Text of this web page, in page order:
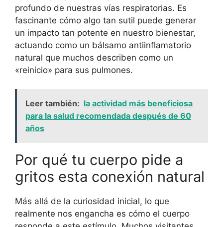
profundo de nuestras vías respiratorias. Es
fascinante cómo algo tan sutil puede generar
un impacto tan potente en nuestro bienestar,
actuando como un bálsamo antiinflamatorio
natural que muchos describen como un
«reinicio» para sus pulmones.
Leer también: la actividad más beneficiosa
para la salud recomendada después de 60
años
Por qué tu cuerpo pide a
gritos esta conexión natural
Más allá de la curiosidad inicial, lo que
realmente nos engancha es cómo el cuerpo